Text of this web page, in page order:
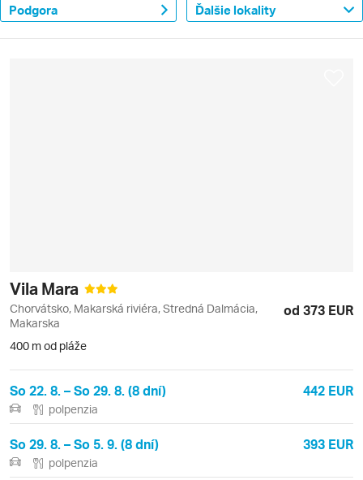
Podgora Ďalšie lokality
Vila Mara
Chorvátsko, Makarská riviéra, Stredná Dalmácia,
Makarska
od 373 EUR
400 m od pláže
So 22. 8. – So 29. 8. (8 dní) 442 EUR
polpenzia
So 29. 8. – So 5. 9. (8 dní) 393 EUR
polpenzia